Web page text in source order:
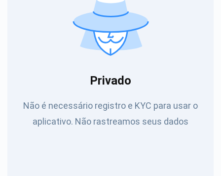
Privado
Não é necessário registro e KYC para usar o
aplicativo. Não rastreamos seus dados